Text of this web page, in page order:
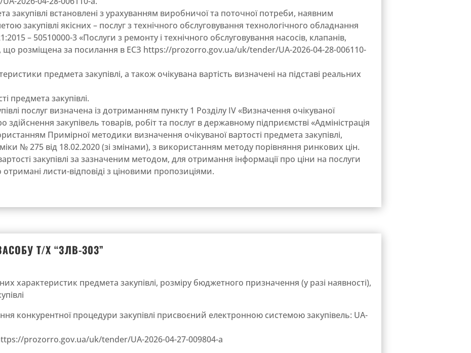
закупівлі встановлені з урахуванням виробничої та поточної потреби, наявним
закупівлі якісних – послуг з технічного обслуговування технологічного обладнання
– 50510000-3 «Послуги з ремонту і технічного обслуговування насосів, клапанів,
що розміщена за посилання в ЕСЗ https://prozorro.gov.ua/uk/tender/UA-2026-04-28-006110-
предмета закупівлі, а також очікувана вартість визначені на підставі реальних
предмета закупівлі.
послуг визначена із дотриманням пункту 1 Розділу ІV «Визначення очікуваної
закупівель товарів, робіт та послуг в державному підприємстві «Адміністрація
Примірної методики визначення очікуваної вартості предмета закупівлі,
№ 275 від 18.02.2020 (зі змінами), з використанням методу порівняння ринкових цін.
закупівлі за зазначеним методом, для отримання інформації про ціни на послуги
листи-відповіді з ціновими пропозиціями.
Т/Х “ЗЛВ-303”
характеристик предмета закупівлі, розміру бюджетного призначення (у разі наявності),
конкурентної процедури закупівлі присвоєний електронною системою закупівель: UA-
prozorro.gov.ua/uk/tender/UA-2026-04-27-009804-a